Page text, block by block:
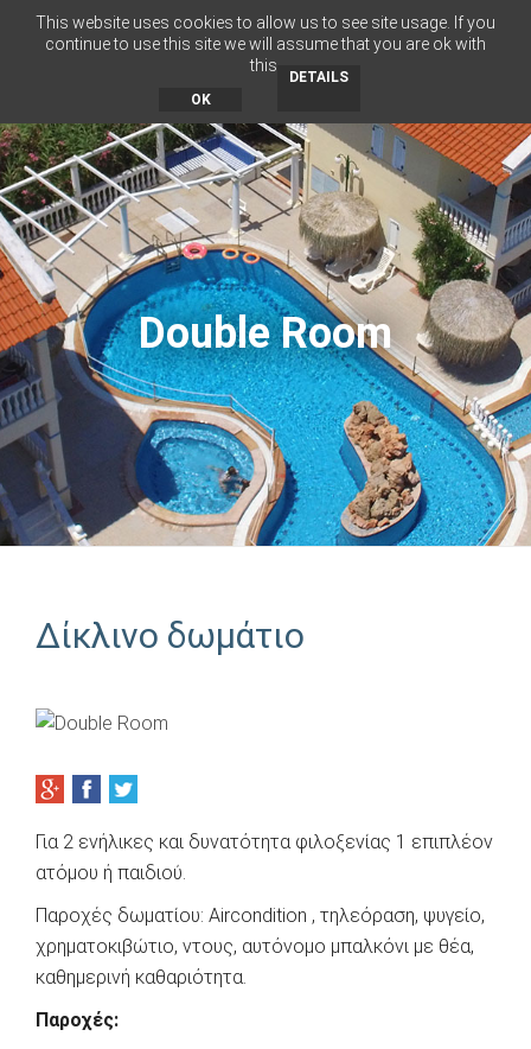
OK
This website uses cookies to allow us to see site usage. If you
continue to use this site we will assume that you are ok with
this.
DETAILS
RU BG EN EL
Double Room
Δίκλινο δωμάτιο
Για 2 ενήλικες και δυνατότητα φιλοξενίας 1 επιπλέον
ατόμου ή παιδιού.
Παροχές δωματίου: Aircondition , τηλεόραση, ψυγείο,
χρηματοκιβώτιο, ντους, αυτόνομο μπαλκόνι με θέα,
καθημερινή καθαριότητα.
Παροχές: